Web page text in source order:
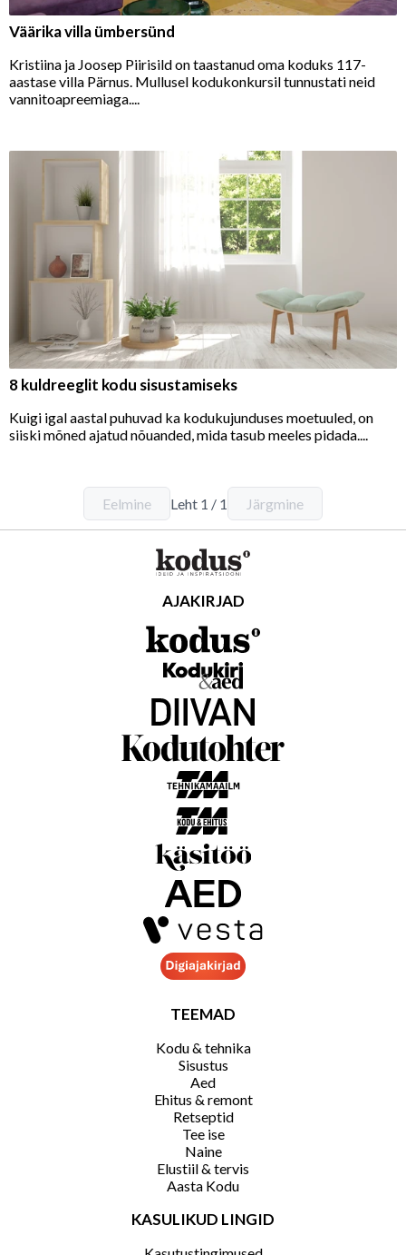
Väärika villa ümbersünd
Kristiina ja Joosep Piirisild on taastanud oma koduks 117-
aastase villa Pärnus. Mullusel kodukonkursil tunnustati neid
vannitoapreemiaga....
8 kuldreeglit kodu sisustamiseks
Kuigi igal aastal puhuvad ka kodukujunduses moetuuled, on
siiski mõned ajatud nõuanded, mida tasub meeles pidada....
Eelmine Leht 1 / 1 Järgmine
AJAKIRJAD
TEEMAD
Kodu & tehnika
Sisustus
Aed
Ehitus & remont
Retseptid
Tee ise
Naine
Elustiil & tervis
Aasta Kodu
KASULIKUD LINGID